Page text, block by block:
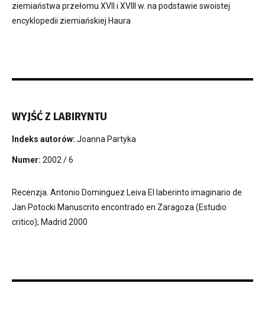
ziemiaństwa przełomu XVII i XVIII w. na podstawie swoistej
encyklopedii ziemiańskiej Haura
WYJŚĆ Z LABIRYNTU
Indeks autorów: Joanna Partyka
Numer: 2002 / 6
Recenzja. Antonio Dominguez Leiva El laberinto imaginario de
Jan Potocki Manuscrito encontrado en Zaragoza (Estudio
critico), Madrid 2000